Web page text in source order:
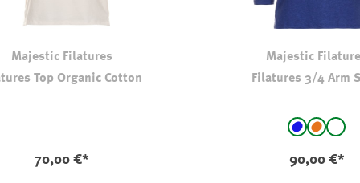
Majestic Filatures
Top Organic Cotton
70,00 €*
Majestic
Filatures 3/4 Arm
auswählen
Blau
(Dieseorange
weiß
90,00 €*